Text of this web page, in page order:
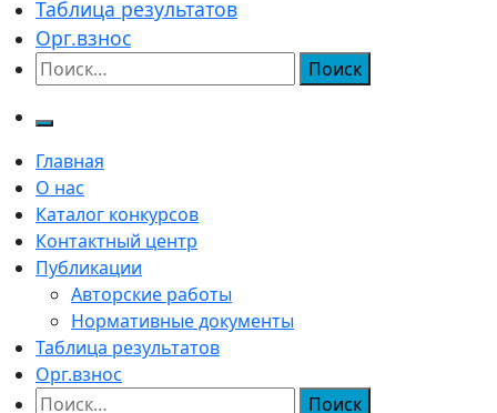
Таблица результатов
Орг.взнос
Найти:
Главная
О нас
Каталог конкурсов
Контактный центр
Публикации
Авторские работы
Нормативные документы
Таблица результатов
Орг.взнос
Найти: